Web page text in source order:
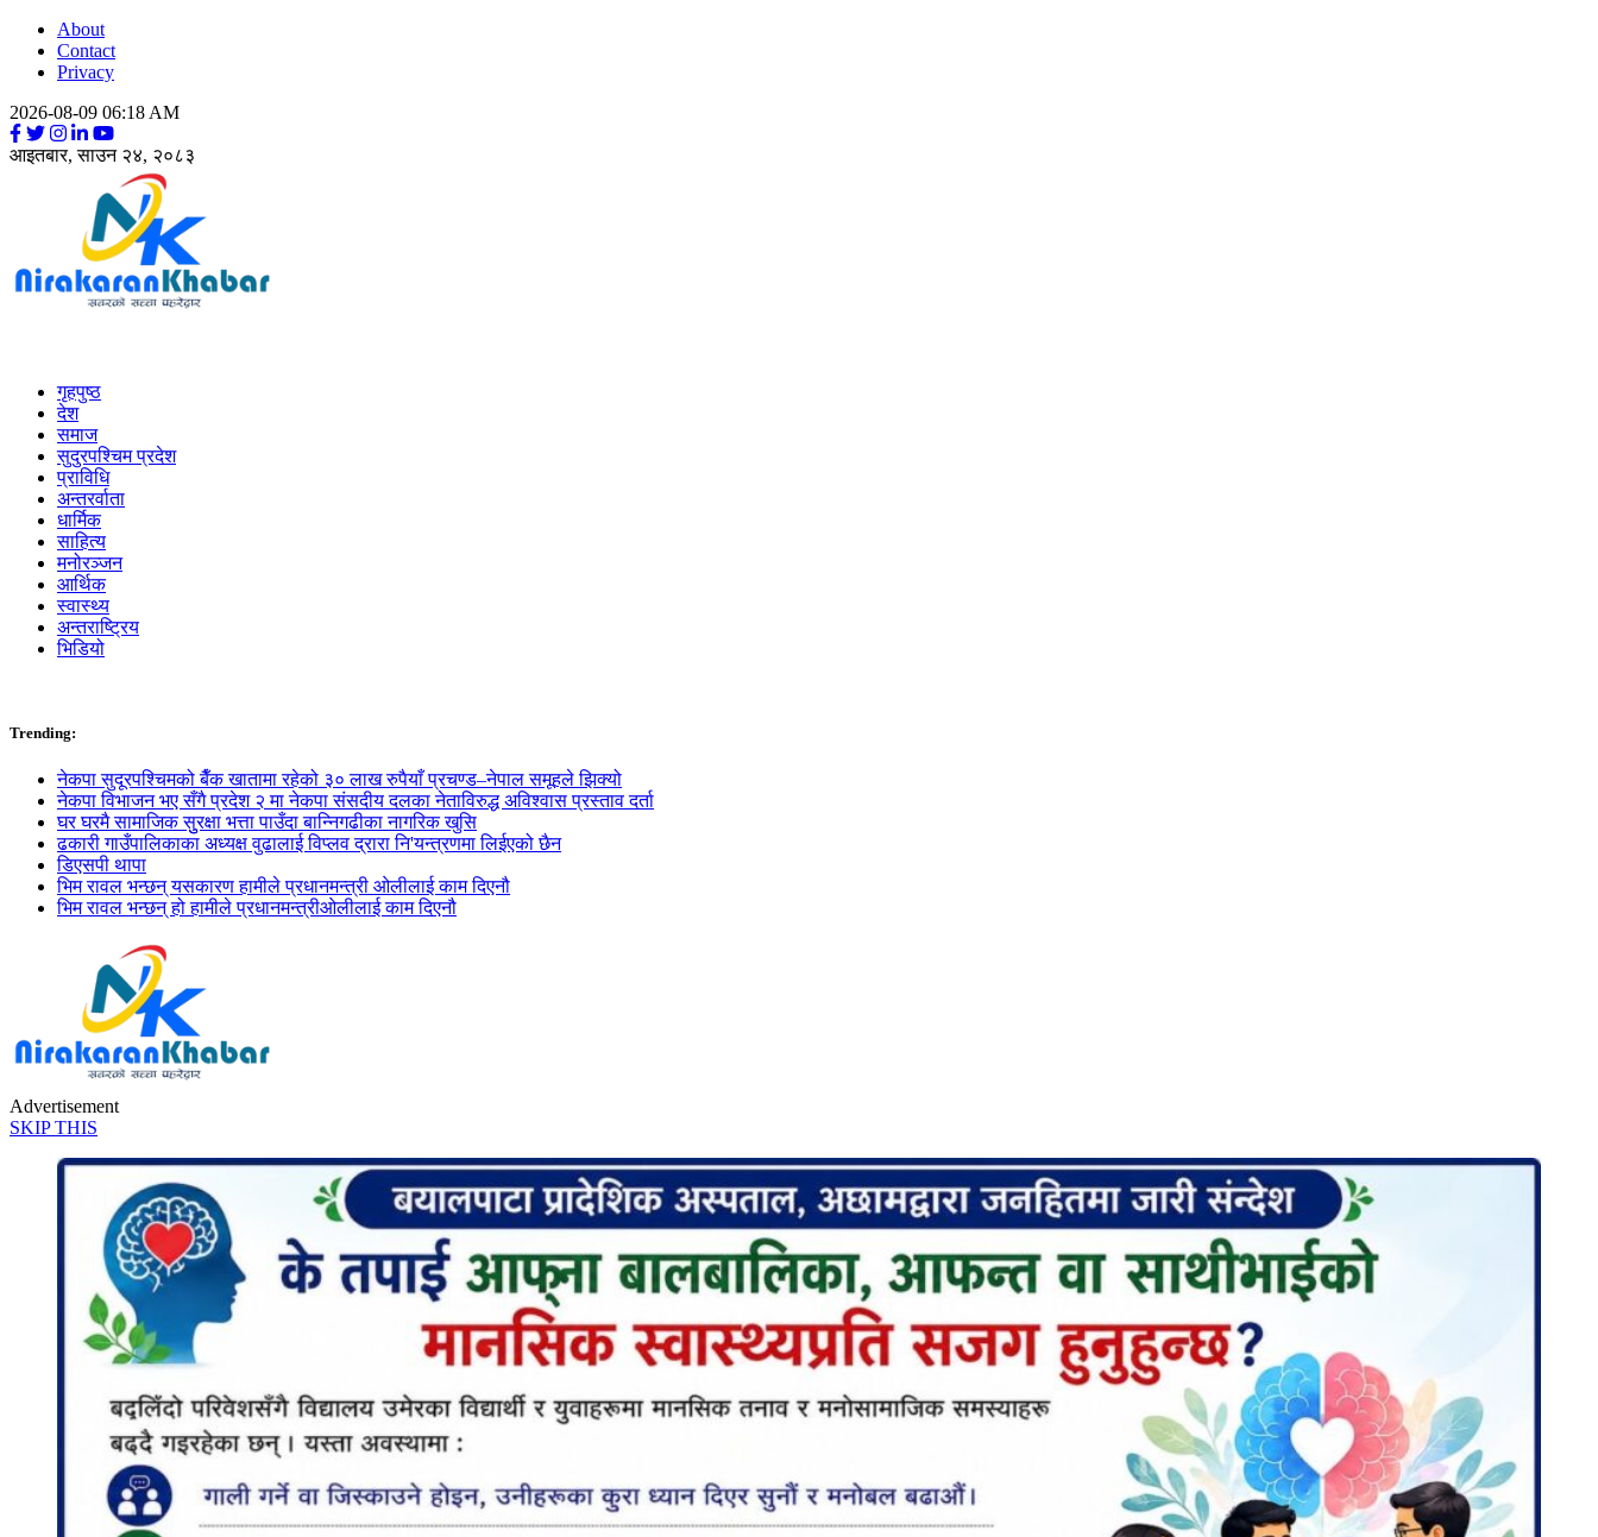
About
Contact
Privacy
2026-08-09 06:18 AM
आइतबार, साउन २४, २०८३
गृहपुष्ठ
देश
समाज
सुदुरपश्चिम प्रदेश
प्राविधि
अन्तरर्वाता
धार्मिक
साहित्य
मनोरञ्जन
आर्थिक
स्वास्थ्य
अन्तराष्ट्रिय
भिडियो
Trending:
नेकपा सुदूरपश्चिमको बैँक खातामा रहेको ३० लाख रुपैयाँ प्रचण्ड–नेपाल समूहले झिक्य‍ो
नेकपा विभाजन भए सँगै प्रदेश २ मा नेकपा संसदीय दलका नेताविरुद्ध अविश्वास प्रस्ताव दर्ता
घर घरमै सामाजिक सुुरक्षा भत्ता पाउँदा बान्निगढीका नागरिक खुसि
ढकारी गाउँपालिकाका अध्यक्ष वुढालाई विप्लव द्रारा नि'यन्त्रणमा लिईएको छैन
डिएसपी थापा
भिम रावल भन्छन् यसकारण हामीले प्रधानमन्त्री ओलीलाई काम दिएनौ
भिम रावल भन्छन् हो हामीले प्रधानमन्त्रीओलीलाई काम दिएनौ
मेल्लेख गाउँपालिका अछामको ताजा अपडेट
प्रकाशित मिति: आइतबार, जेठ ०१, २०७९
263
Share
निराकरण खबर अछाम:
एमाले: भिम ब. खड्का ५११
माओवादी केन्द्र ज्वाला साउँद ७८४
समाजवादी : समिता महर ४६३
कांग्रेस :नृप बहादुर खड्का ७२२